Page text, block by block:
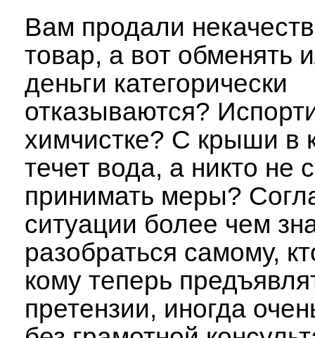
Вам продали
товар, а вот обменять
деньги категорически
отказываются?
химчистке? С крыши в
течет вода, а никто не
принимать меры?
ситуации более чем
разобраться самому,
кому теперь
претензии, иногда